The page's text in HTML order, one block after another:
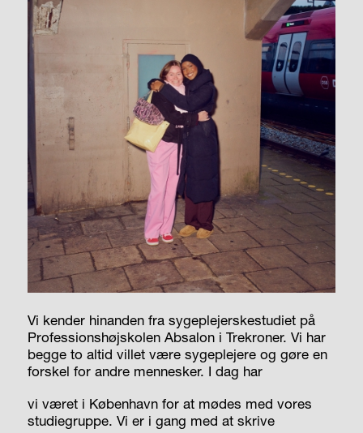
Vi kender hinanden fra sygeplejerskestudiet på
Professionshøjskolen Absalon i Trekroner. Vi har
begge to altid villet være sygeplejere og gøre en
forskel for andre mennesker. I dag har
vi været i København for at mødes med vores
studiegruppe. Vi er i gang med at skrive